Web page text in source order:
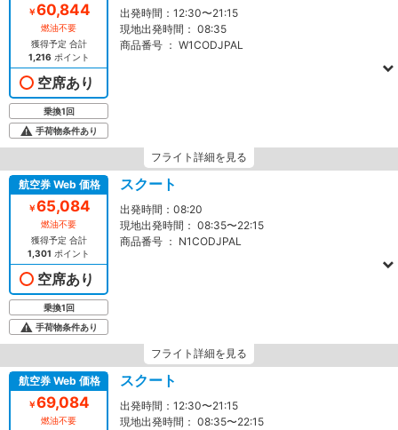
￥60,844
燃油不要
獲得予定 合計
1,216 ポイント
空席あり
乗換1回
手荷物条件あり
出発時間： 12:30〜21:15
現地出発時間： 08:35
商品番号 ： W1CODJPAL
フライト詳細を見る
航空券 Web 価格
￥65,084
燃油不要
獲得予定 合計
1,301 ポイント
空席あり
乗換1回
手荷物条件あり
スクート
出発時間： 08:20
現地出発時間： 08:35〜22:15
商品番号 ： N1CODJPAL
フライト詳細を見る
航空券 Web 価格
￥69,084
燃油不要
スクート
出発時間： 12:30〜21:15
現地出発時間： 08:35〜22:15